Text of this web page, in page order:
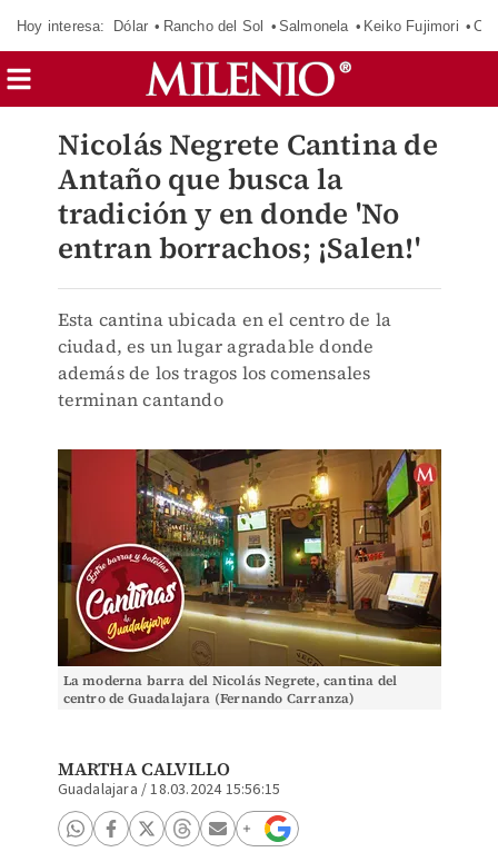
Hoy interesa: Dólar Rancho del Sol Salmonela Keiko Fujimori
Nicolás Negrete Cantina de
Antaño que busca la
tradición y en donde 'No
entran borrachos; ¡Salen!'
Esta cantina ubicada en el centro de la
ciudad, es un lugar agradable donde
además de los tragos los comensales
terminan cantando
La moderna barra del Nicolás Negrete, cantina del
centro de Guadalajara (Fernando Carranza)
MARTHA CALVILLO
Guadalajara /18.03.2024 15:56:15